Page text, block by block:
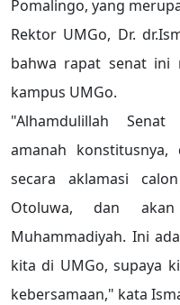
Pomalingo, yang
Rektor UMGo, Dr.
bahwa rapat senat ini
kampus UMGo.
"Alhamdulillah
amanah konstitusnya,
secara aklamasi
Otoluwa, dan
Muhammadiyah. Ini
kita di UMGo, supaya
kebersamaan," kata